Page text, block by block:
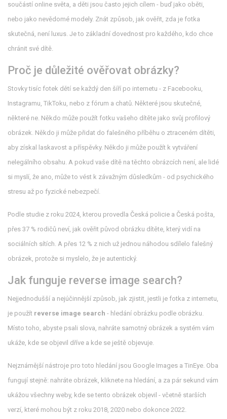
součástí online světa, a děti jsou často jejich cílem - buď jako oběti,
nebo jako nevědomé modely. Znát způsob, jak ověřit, zda je fotka
skutečná, není luxus. Je to základní dovednost pro každého, kdo chce
chránit své dítě.
Proč je důležité ověřovat obrázky?
Stovky tisíc fotek dětí se každý den šíří po internetu - z Facebooku,
Instagramu, TikToku, nebo z fórum a chatů. Některé jsou skutečné,
některé ne. Někdo může použít fotku vašeho dítěte jako svůj profilový
obrázek. Někdo ji může přidat do falešného příběhu o ztraceném dítěti,
aby získal laskavost a příspěvky. Někdo ji může použít k vytváření
nelegálního obsahu. A pokud vaše dítě na těchto obrázcích není, ale lidé
si myslí, že ano, může to vést k závažným důsledkům - od psychického
stresu až po fyzické nebezpečí.
Podle studie z roku 2024, kterou provedla Česká policie a Česká pošta,
přes 37 % rodičů neví, jak ověřit původ obrázku dítěte, který vidí na
sociálních sítích. A přes 12 % z nich už jednou náhodou sdílelo falešný
obrázek, protože si myslelo, že je autentický.
Jak funguje reverse image search?
Nejjednodušší a nejúčinnější způsob, jak zjistit, jestli je fotka z internetu,
je použít reverse image search - hledání obrázku podle obrázku.
Místo toho, abyste psali slova, nahráte samotný obrázek a systém vám
ukáže, kde se objevil dříve a kde se ještě objevuje.
Nejznámější nástroje pro toto hledání jsou Google Images a TinEye. Oba
fungují stejně: nahráte obrázek, kliknete na hledání, a za pár sekund vám
ukážou všechny weby, kde se tento obrázek objevil - včetně starších
verzí, které mohou být z roku 2018, 2020 nebo dokonce 2022.